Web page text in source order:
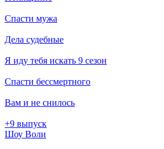
Спасти мужа
Дела судебные
Я иду тебя искать 9 сезон
Спасти бессмертного
Вам и не снилось
+9 выпуск
Шоу Воли